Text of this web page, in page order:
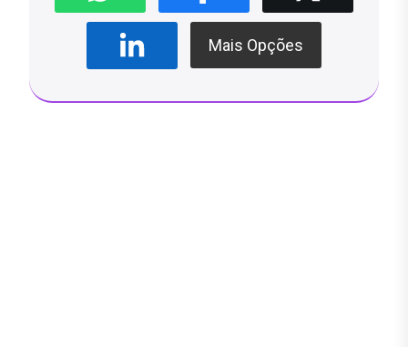
Mais Opções